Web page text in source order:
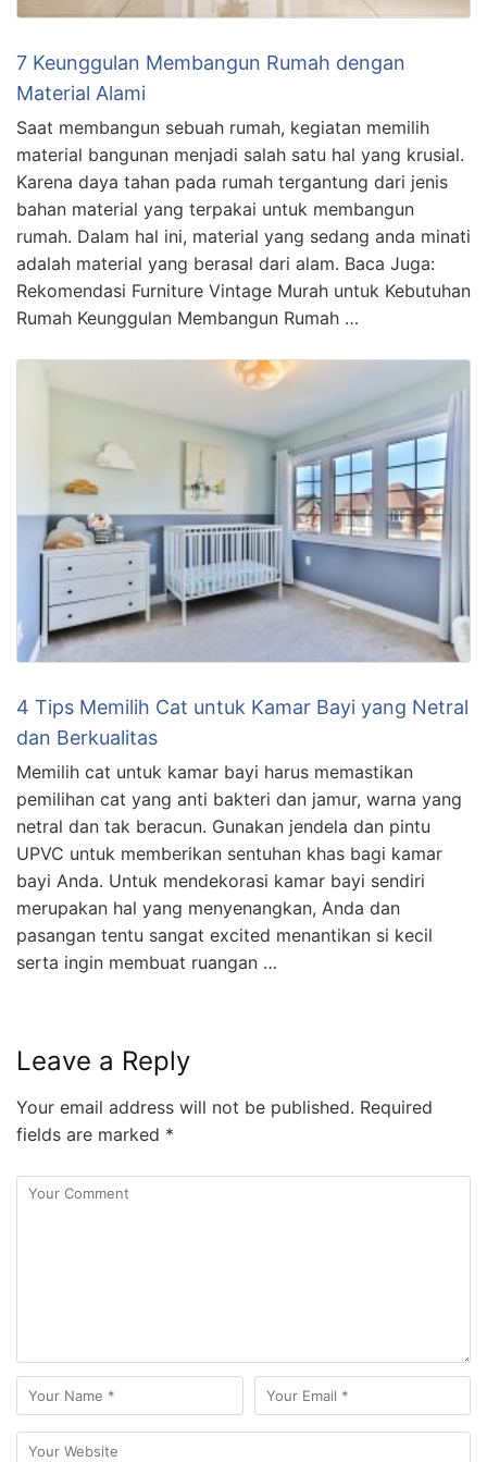
7 Keunggulan Membangun Rumah dengan
Material Alami
Saat membangun sebuah rumah, kegiatan memilih
material bangunan menjadi salah satu hal yang krusial.
Karena daya tahan pada rumah tergantung dari jenis
bahan material yang terpakai untuk membangun
rumah. Dalam hal ini, material yang sedang anda minati
adalah material yang berasal dari alam. Baca Juga:
Rekomendasi Furniture Vintage Murah untuk Kebutuhan
Rumah Keunggulan Membangun Rumah …
4 Tips Memilih Cat untuk Kamar Bayi yang Netral
dan Berkualitas
Memilih cat untuk kamar bayi harus memastikan
pemilihan cat yang anti bakteri dan jamur, warna yang
netral dan tak beracun. Gunakan jendela dan pintu
UPVC untuk memberikan sentuhan khas bagi kamar
bayi Anda. Untuk mendekorasi kamar bayi sendiri
merupakan hal yang menyenangkan, Anda dan
pasangan tentu sangat excited menantikan si kecil
serta ingin membuat ruangan …
Leave a Reply
Your email address will not be published. Required
fields are marked *